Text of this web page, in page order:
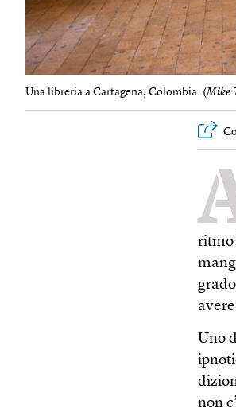
Una libreria a Cartagena, Colombia. (Mike
ritmo
Uno
non